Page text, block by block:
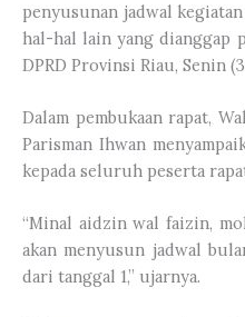
penyusunan jadwal
hal-hal lain yang dianggap
DPRD Provinsi Riau, Senin
Dalam pembukaan rapat,
Parisman Ihwan
kepada seluruh peserta
“Minal aidzin wal faizin,
akan menyusun jadwal
dari tanggal 1,” ujarnya.